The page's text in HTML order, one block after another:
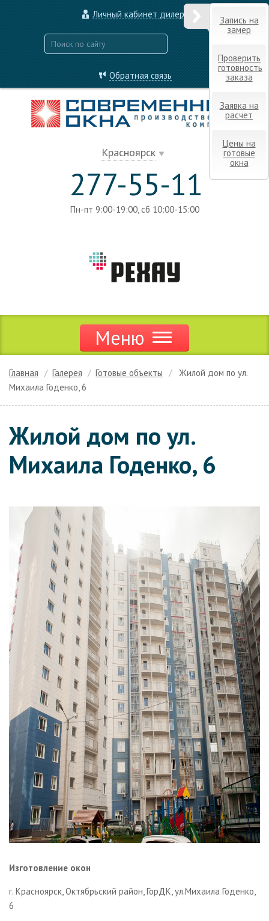
Запись на
замер
Проверить
готовность
заказа
Заявка на
расчет
Цены на
готовые
окна
Личный кабинет дилера
Обратная связь
Красноярск
277-55-11
Пн-пт 9:00-19:00, сб 10:00-15:00
Меню
Продукция
Цены
Галерея
О компании
Контакты
Главная Галерея Готовые объекты
Жилой дом по ул.
Михаила Годенко, 6
Жилой дом по ул.
Михаила Годенко, 6
Изготовление окон
г. Красноярск, Октябрьский район, ГорДК, ул.Михаила Годенко,
6